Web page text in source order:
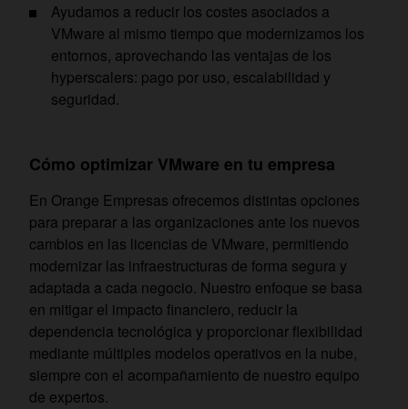
Ayudamos a reducir los costes asociados a
VMware al mismo tiempo que modernizamos los
entornos, aprovechando las ventajas de los
hyperscalers: pago por uso, escalabilidad y
seguridad.
Cómo optimizar VMware en tu empresa
En Orange Empresas ofrecemos distintas opciones
para preparar a las organizaciones ante los nuevos
cambios en las licencias de VMware, permitiendo
modernizar las infraestructuras de forma segura y
adaptada a cada negocio. Nuestro enfoque se basa
en mitigar el impacto financiero, reducir la
dependencia tecnológica y proporcionar flexibilidad
mediante múltiples modelos operativos en la nube,
siempre con el acompañamiento de nuestro equipo
de expertos.